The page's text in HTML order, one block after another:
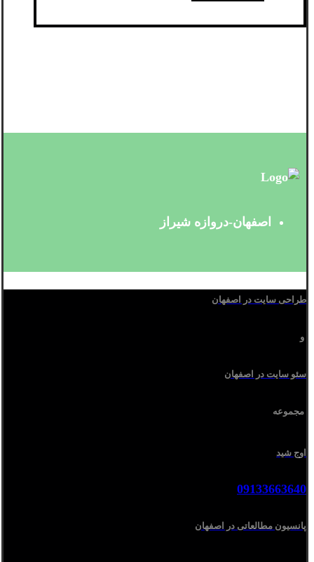
اصفهان-دروازه شیراز
طراحی سایت در اصفهان
و
سئو سایت در اصفهان
مجموعه
اوج شید
09133663640
پانسیون مطالعاتی در اصفهان